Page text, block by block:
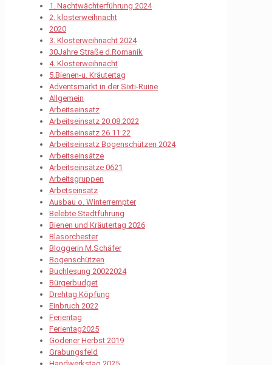
1. Nachtwächterführung 2024
2. klosterweihnacht
2020
3. Klosterweihnacht 2024
30Jahre Straße d.Romanik
4. Klosterweihnacht
5.Bienen-u. Kräutertag
Adventsmarkt in der Sixti-Ruine
Allgemein
Arbeitseinsatz
Arbeitseinsatz 20.08.2022
Arbeitseinsatz 26.11.22
Arbeitseinsatz Bogenschützen 2024
Arbeitseinsätze
Arbeitseinsätze 0621
Arbeitsgruppen
Arbetseinsatz
Ausbau o. Winterrempter
Belebte Stadtführung
Bienen und Kräutertag 2026
Blasorchester
Bloggerin M.Schäfer
Bogenschützen
Buchlesung 20022024
Bürgerbudget
Drehtag Köpfung
Einbruch 2022
Ferientag
Ferientag2025
Godener Herbst 2019
Grabungsfeld